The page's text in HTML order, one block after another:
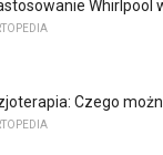
Whirlpool
Czego